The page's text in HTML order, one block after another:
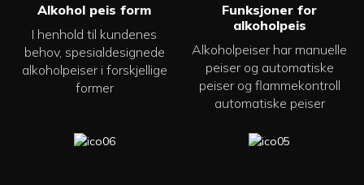
Alkohol peis form
I henhold til kundenes
behov, spesialdesignede
alkoholpeiser i forskjellige
former
Funksjoner for
alkoholpeis
Alkoholpeiser har manuelle
peiser og automatiske
peiser og flammekontroll
automatiske peiser